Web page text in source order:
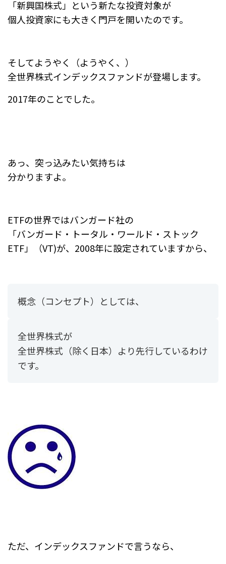
「新興国株式」という新たな投資対象が
個人投資家にも大きく門戸を開いたのです。
そしてようやく（ようやく、）
全世界株式インデックスファンドが登場します。
2017年のことでした。
あっ、突っ込みたい気持ちは
分かりますよ。
ETFの世界ではバンガード社の
「バンガード・トータル・ワールド・ストック
ETF」（VT)が、 2008年に設定されていますから、
概念（コンセプト）としては、
全世界株式が
全世界株式（除く日本）より先行しているわけ
です。
ただ、インデックスファンドで言うなら、